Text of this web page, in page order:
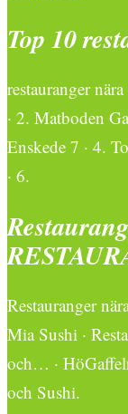
Top 10
restauranger
· 2. Matboden
Enskede 7 · 4.
· 6.
Restauranger
Mia Sushi ·
och… ·
och Sushi.